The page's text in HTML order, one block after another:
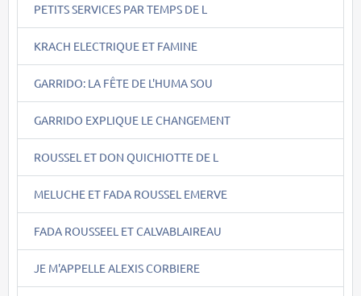
PETITS SERVICES PAR TEMPS DE L
KRACH ELECTRIQUE ET FAMINE
GARRIDO: LA FÊTE DE L'HUMA SOU
GARRIDO EXPLIQUE LE CHANGEMENT
ROUSSEL ET DON QUICHIOTTE DE L
MELUCHE ET FADA ROUSSEL EMERVE
FADA ROUSSEEL ET CALVABLAIREAU
JE M'APPELLE ALEXIS CORBIERE